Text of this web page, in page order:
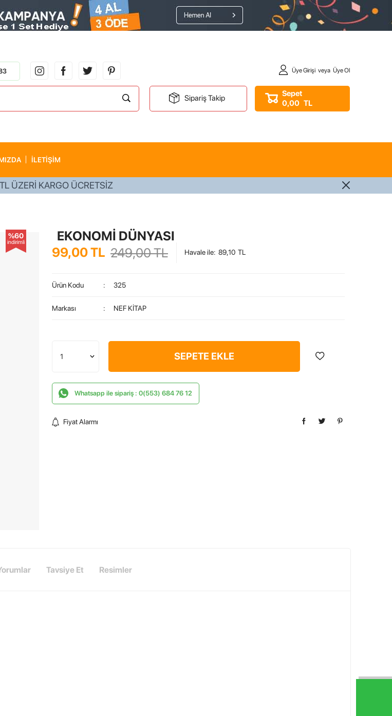
Üye Girişi veya Üye Ol
Sipariş Takip
Sepet
0,00 TL
İLETİŞİM
ÜZERİ KARGO ÜCRETSİZ
%60
indirimli
EKONOMİ DÜNYASI
99,00TL 249,00TL Havale ile: 89,10 TL
Ürün Kodu : 325
Markası : NEF KİTAP
SEPETE EKLE
Whatsapp ile sipariş : 0(553) 684 76 12
Fiyat Alarmı
Tavsiye Et Resimler